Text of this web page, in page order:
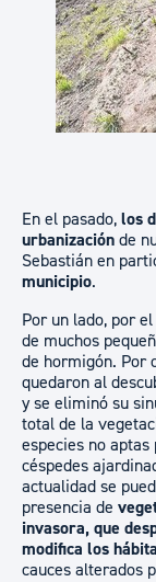
En el pasado, los
urbanización de
Sebastián en
municipio.
Por un lado, por
de muchos
de hormigón. Por
quedaron al
y se eliminó su
total de la
especies no
céspedes
actualidad se
presencia de
invasora, que
modifica los
cauces alterados